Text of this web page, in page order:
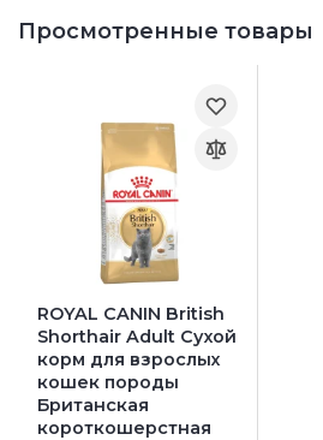
Просмотренные товары
ROYAL CANIN British
Shorthair Adult Сухой
корм для взрослых
кошек породы
Британская
короткошерстная